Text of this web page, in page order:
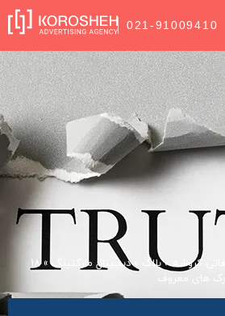
021-91009410
کروشه»بلاگ »دیجیتال مارکتینگ»
18
های معروف